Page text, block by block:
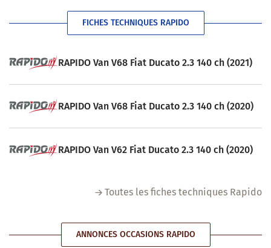
FICHES TECHNIQUES RAPIDO
RAPIDO Van V68 Fiat Ducato 2.3 140 ch (2021)
RAPIDO Van V68 Fiat Ducato 2.3 140 ch (2020)
RAPIDO Van V62 Fiat Ducato 2.3 140 ch (2020)
Toutes les fiches techniques Rapido
ANNONCES OCCASIONS RAPIDO